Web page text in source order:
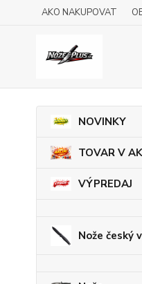
AKO NAKUPOVAT
NOVINKY
TOVAR V
VÝPREDAJ
Nože český